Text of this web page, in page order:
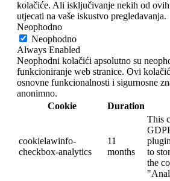
kolačiće. Ali isključivanje nekih od
utjecati na vaše iskustvo pregledavanja.
Neophodno
Neophodno
Always Enabled
Neophodni kolačići apsolutno su
funkcioniranje web stranice. Ovi
osnovne funkcionalnosti i sigurnosne
anonimno.
Cookie
Duration
cookielawinfo-
checkbox-analytics
11
months
This
to
the